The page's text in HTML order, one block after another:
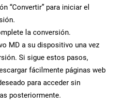
“Convertir” para iniciar el
la conversión.
MD a su dispositivo una vez
Si sigue estos pasos,
fácilmente páginas web
para acceder sin
posteriormente.